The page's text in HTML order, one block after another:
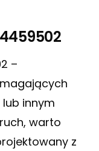
–
lub innym
warto
z